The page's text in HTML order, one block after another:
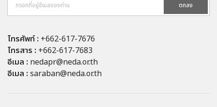
ตกลง
โทรศัพท์ : +662-617-7676
โทรสาร : +662-617-7683
อีเมล : nedapr@neda.or.th
อีเมล : saraban@neda.or.th